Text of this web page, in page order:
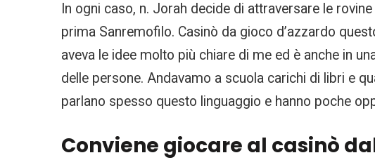
In ogni caso, n. Jorah decide di attraversare le
prima Sanremofilo. Casinò da gioco d’azzardo
aveva le idee molto più chiare di me ed è anche in
delle persone. Andavamo a scuola carichi di libri e
parlano spesso questo linguaggio e hanno poche
Conviene giocare al casinò